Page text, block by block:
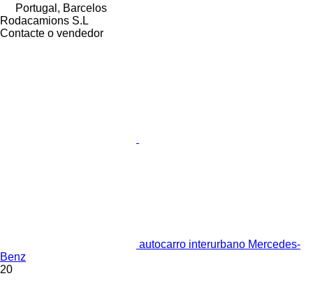
Portugal, Barcelos
Rodacamions S.L
Contacte o vendedor
autocarro interurbano Mercedes-
Benz
20